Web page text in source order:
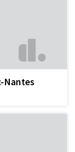
Nantes